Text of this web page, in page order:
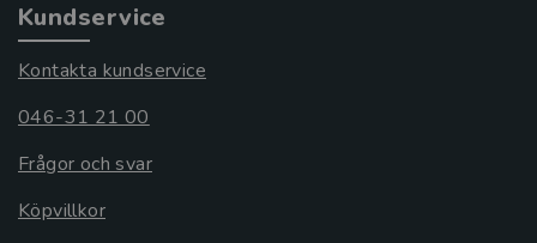
Kundservice
Kontakta kundservice
046-31 21 00
Frågor och svar
Köpvillkor